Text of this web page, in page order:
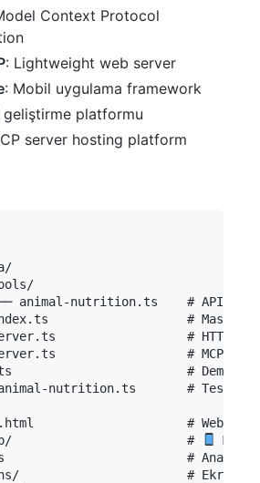
Context Protocol
: Lightweight web server
: Mobil uygulama framework
geliştirme platformu
server hosting platform
animal-nutrition.ts    # API
# Mastra
# HTTP API
server.ts                  # MCP
# Demo
animal-nutrition.ts       # Test
# Web
app/                        #
# Ana mobil
# Ekranlar